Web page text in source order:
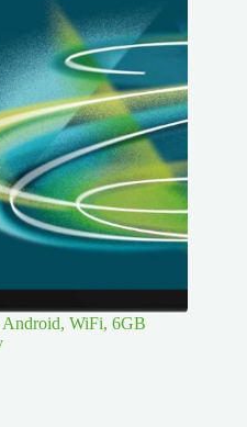
Android, WiFi, 6GB